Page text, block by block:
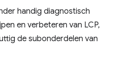
handig diagnostisch
en verbeteren van LCP,
de subonderdelen van